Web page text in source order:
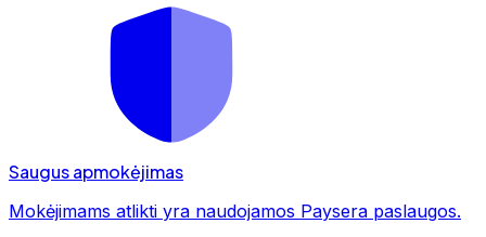
Saugus apmokėjimas
Mokėjimams atlikti yra naudojamos Paysera paslaugos.